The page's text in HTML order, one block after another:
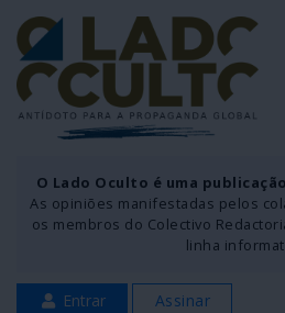
O Lado Oculto é uma
As opiniões manifestadas pelos
os membros do Colectivo
linha
Entrar Assinar